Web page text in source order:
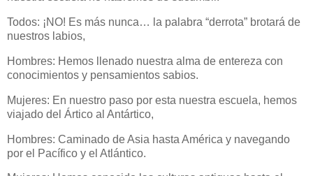
Todos: ¡NO! Es más nunca… la palabra “derrota” brotará de
nuestros labios,
Hombres: Hemos llenado nuestra alma de entereza con
conocimientos y pensamientos sabios.
Mujeres: En nuestro paso por esta nuestra escuela, hemos
viajado del Ártico al Antártico,
Hombres: Caminado de Asia hasta América y navegando
por el Pacífico y el Atlántico.